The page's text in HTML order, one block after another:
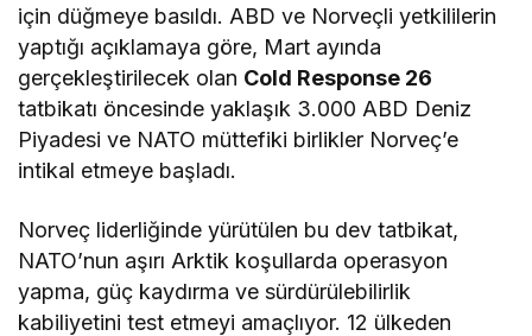
için düğmeye basıldı. ABD ve Norveçli yetkililerin
yaptığı açıklamaya göre, Mart ayında
gerçekleştirilecek olan Cold Response 26
tatbikatı öncesinde yaklaşık 3.000 ABD Deniz
Piyadesi ve NATO müttefiki birlikler Norveç’e
intikal etmeye başladı.
Norveç liderliğinde yürütülen bu dev tatbikat,
NATO’nun aşırı Arktik koşullarda operasyon
yapma, güç kaydırma ve sürdürülebilirlik
kabiliyetini test etmeyi amaçlıyor. 12 ülkeden